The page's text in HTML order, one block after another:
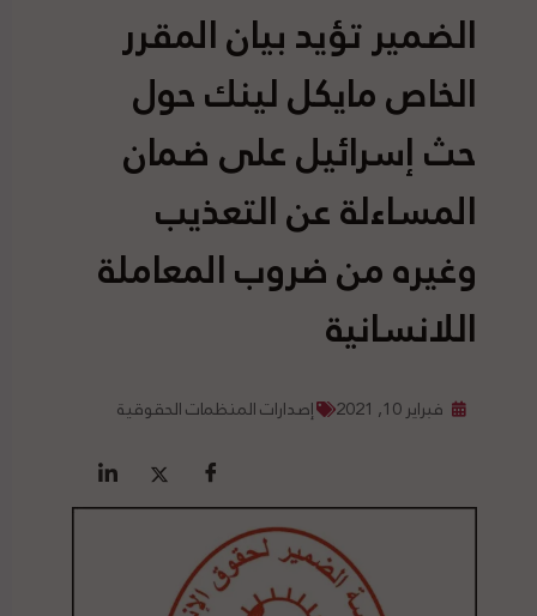
الضمير تؤيد بيان المقرر
الخاص مايكل لينك حول
حث إسرائيل على ضمان
المساءلة عن التعذيب
وغيره من ضروب المعاملة
اللانسانية
فبراير 10, 2021 إصدارات المنظمات الحقوقية